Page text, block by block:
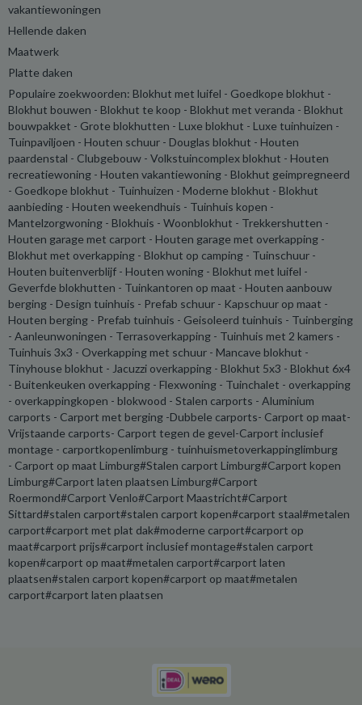
vakantiewoningen
Hellende daken
Maatwerk
Platte daken
Populaire zoekwoorden: Blokhut met luifel - Goedkope blokhut -
Blokhut bouwen - Blokhut te koop - Blokhut met veranda - Blokhut
bouwpakket - Grote blokhutten - Luxe blokhut - Luxe tuinhuizen -
Tuinpaviljoen - Houten schuur - Douglas blokhut - Houten
paardenstal - Clubgebouw - Volkstuincomplex blokhut - Houten
recreatiewoning - Houten vakantiewoning - Blokhut geimpregneerd
- Goedkope blokhut - Tuinhuizen - Moderne blokhut - Blokhut
aanbieding - Houten weekendhuis - Tuinhuis kopen -
Mantelzorgwoning - Blokhuis - Woonblokhut - Trekkershutten -
Houten garage met carport - Houten garage met overkapping -
Blokhut met overkapping - Blokhut op camping - Tuinschuur -
Houten buitenverblijf - Houten woning - Blokhut met luifel -
Geverfde blokhutten - Tuinkantoren op maat - Houten aanbouw
berging - Design tuinhuis - Prefab schuur - Kapschuur op maat -
Houten berging - Prefab tuinhuis - Geisoleerd tuinhuis - Tuinberging
- Aanleunwoningen - Terrasoverkapping - Tuinhuis met 2 kamers -
Tuinhuis 3x3 - Overkapping met schuur - Mancave blokhut -
Tinyhouse blokhut - Jacuzzi overkapping - Blokhut 5x3 - Blokhut 6x4
- Buitenkeuken overkapping - Flexwoning - Tuinchalet - overkapping
- overkappingkopen - blokwood - Stalen carports - Aluminium
carports - Carport met berging -Dubbele carports- Carport op maat-
Vrijstaande carports- Carport tegen de gevel-Carport inclusief
montage - carportkopenlimburg - tuinhuismetoverkappinglimburg
- Carport op maat Limburg#Stalen carport Limburg#Carport kopen
Limburg#Carport laten plaatsen Limburg#Carport
Roermond#Carport Venlo#Carport Maastricht#Carport
Sittard#stalen carport#stalen carport kopen#carport staal#metalen
carport#carport met plat dak#moderne carport#carport op
maat#carport prijs#carport inclusief montage#stalen carport
kopen#carport op maat#metalen carport#carport laten
plaatsen#stalen carport kopen#carport op maat#metalen
carport#carport laten plaatsen